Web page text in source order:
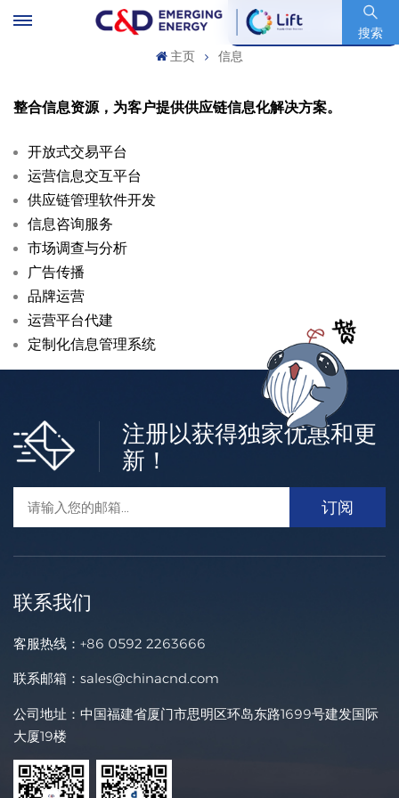
搜索
股票代码 : 600153.SH
主页 信息
整合信息资源，为客户提供供应链信息化解决方案。
开放式交易平台
运营信息交互平台
供应链管理软件开发
信息咨询服务
市场调查与分析
广告传播
品牌运营
运营平台代建
定制化信息管理系统
注册以获得独家优惠和更
新！
联系我们
客服热线： +86 0592 2263666
联系邮箱： sales@chinacnd.com
公司地址：中国福建省厦门市思明区环岛东路1699号建发国际
大厦19楼